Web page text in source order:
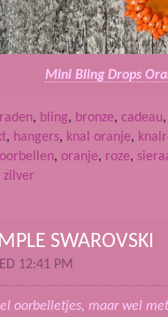
Mini Bling Drops
, bling, bronze, cadeau
, hangers, knal oranje,
oorbellen, oranje, roze,
zilver
SWAROVSKI
12:41 PM
oorbelletjes, maar wel